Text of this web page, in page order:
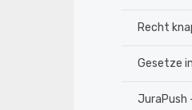
Recht
Gesetze
JuraPush